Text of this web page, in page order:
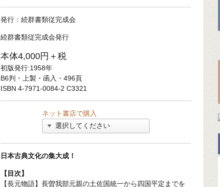
発行：続群書類従完成会
続群書類従完成会発行
本体4,000円＋税
初版発行:1958年
B6判・上製・函入・496頁
ISBN 4-7971-0084-2 C3321
ネット書店で購入
日本古典文化の集大成！
【目次】
【長元物語】長曽我部元親の土佐国統一から四国平定までを